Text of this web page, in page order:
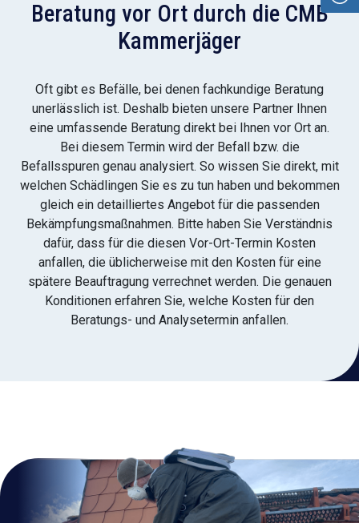
Beratung vor Ort durch die CMB
Kammerjäger
Oft gibt es Befälle, bei denen fachkundige Beratung
unerlässlich ist. Deshalb bieten unsere Partner Ihnen
eine umfassende Beratung direkt bei Ihnen vor Ort an.
Bei diesem Termin wird der Befall bzw. die
Befallsspuren genau analysiert. So wissen Sie direkt, mit
welchen Schädlingen Sie es zu tun haben und bekommen
gleich ein detailliertes Angebot für die passenden
Bekämpfungsmaßnahmen. Bitte haben Sie Verständnis
dafür, dass für die diesen Vor-Ort-Termin Kosten
anfallen, die üblicherweise mit den Kosten für eine
spätere Beauftragung verrechnet werden. Die genauen
Konditionen erfahren Sie, welche Kosten für den
Beratungs- und Analysetermin anfallen.